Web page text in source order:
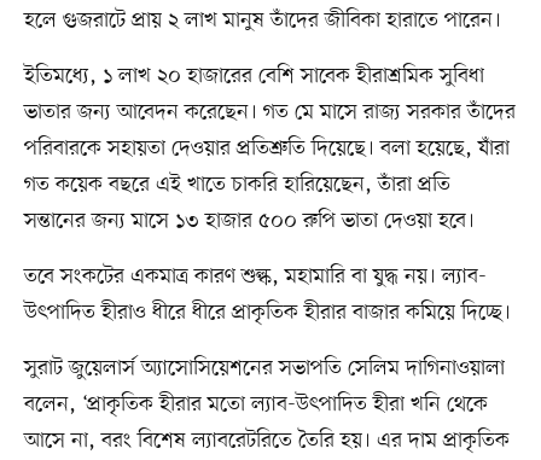
হলে গুজরাটে প্রায় ২ লাখ মানুষ তাঁদের জীবিকা হারাতে পারেন।
ইতিমধ্যে, ১ লাখ ২০ হাজারের বেশি সাবেক হীরাশ্রমিক সুবিধা
ভাতার জন্য আবেদন করেছেন। গত মে মাসে রাজ্য সরকার তাঁদের
পরিবারকে সহায়তা দেওয়ার প্রতিশ্রুতি দিয়েছে। বলা হয়েছে, যাঁরা
গত কয়েক বছরে এই খাতে চাকরি হারিয়েছেন, তাঁরা প্রতি
সন্তানের জন্য মাসে ১৩ হাজার ৫০০ রুপি ভাতা দেওয়া হবে।
তবে সংকটের একমাত্র কারণ শুল্ক, মহামারি বা যুদ্ধ নয়। ল্যাব-
উৎপাদিত হীরাও ধীরে ধীরে প্রাকৃতিক হীরার বাজার কমিয়ে দিচ্ছে।
সুরাট জুয়েলার্স অ্যাসোসিয়েশনের সভাপতি সেলিম দাগিনাওয়ালা
বলেন, ‘প্রাকৃতিক হীরার মতো ল্যাব-উৎপাদিত হীরা খনি থেকে
আসে না, বরং বিশেষ ল্যাবরেটরিতে তৈরি হয়। এর দাম প্রাকৃতিক